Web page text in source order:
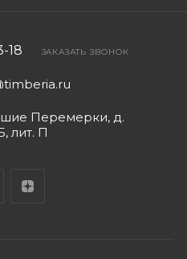
18 ЗАКАЗАТЬ ЗВОНОК
Перемерки, д.
лит. П